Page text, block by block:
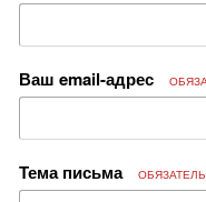
Ваш email-адрес
Тема письма